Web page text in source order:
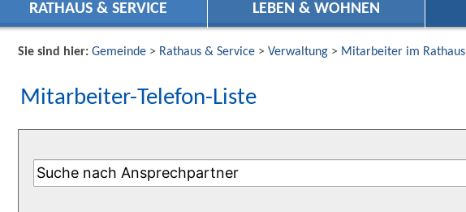
RATHAUS & SERVICE LEBEN & WOHNEN
Sie sind hier: Gemeinde> Rathaus & Service> Verwaltung> Mitarbeiter im Rathaus
Mitarbeiter-Telefon-Liste